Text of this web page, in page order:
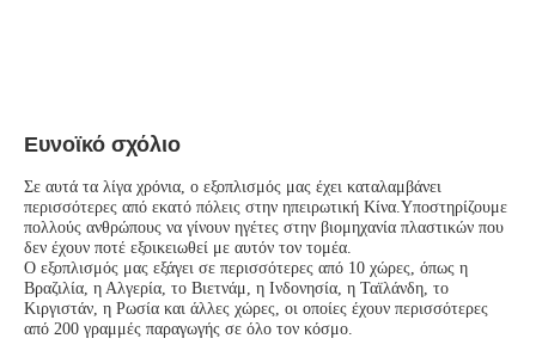
Ευνοϊκό σχόλιο
Σε αυτά τα λίγα χρόνια, ο εξοπλισμός μας έχει καταλαμβάνει
περισσότερες από εκατό πόλεις στην ηπειρωτική Κίνα.Υποστηρίζουμε
πολλούς ανθρώπους να γίνουν ηγέτες στην βιομηχανία πλαστικών που
δεν έχουν ποτέ εξοικειωθεί με αυτόν τον τομέα.
Ο εξοπλισμός μας εξάγει σε περισσότερες από 10 χώρες, όπως η
Βραζιλία, η Αλγερία, το Βιετνάμ, η Ινδονησία, η Ταϊλάνδη, το
Κιργιστάν, η Ρωσία και άλλες χώρες, οι οποίες έχουν περισσότερες
από 200 γραμμές παραγωγής σε όλο τον κόσμο.